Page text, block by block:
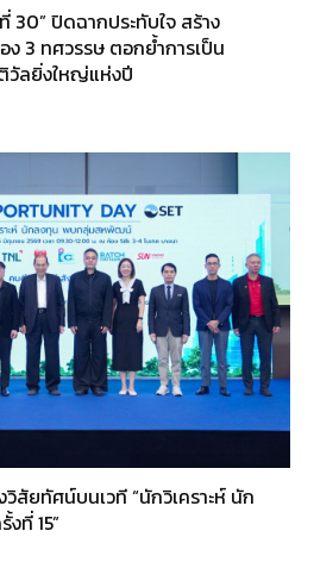
30” ปิดฉากประทับใจ สร้าง
3 ทศวรรษ ตอกย้ำการเป็น
วัลยิ่งใหญ่แห่งปี
ยทัศน์บนเวที “นักวิเคราะห์ นัก
ที่ 15”